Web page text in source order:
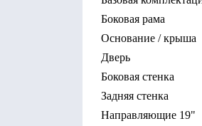
Боковая рама
Основание / крыша
Дверь
Боковая стенка
Задняя стенка
Направляющие 19"